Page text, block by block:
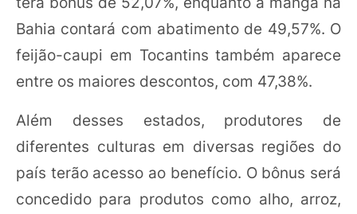
Bahia contará com abatimento de 49,57%. O
feijão-caupi em Tocantins também aparece
entre os maiores descontos, com 47,38%.
Além desses estados, produtores de
diferentes culturas em diversas regiões do
país terão acesso ao benefício. O bônus será
concedido para produtos como alho, arroz,